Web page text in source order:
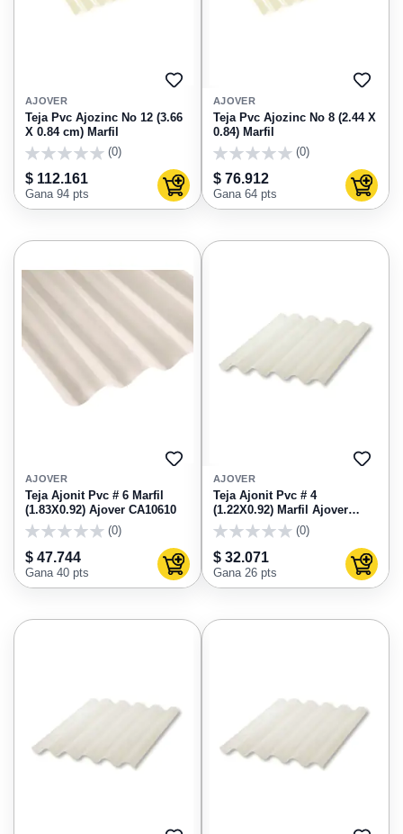
AGREGAR
FAVORITOS
AJOVER
Teja Pvc Ajozinc No 12 (3.66
X 0.84 cm) Marfil
(0)
$ 112.161
Gana 94 pts Agregar al carrito
AJOVER
Teja Pvc Ajozinc No 8 (2.44 X
0.84) Marfil
(0)
$ 76.912
Gana 64 pts
AGREGAR
FAVORITOS
AJOVER
Teja Ajonit Pvc # 6 Marfil
(1.83X0.92) Ajover CA10610
(0)
$ 47.744
Gana 40 pts Agregar al carrito
AJOVER
Teja Ajonit Pvc # 4
(1.22X0.92) Marfil Ajover
CA10410
(0)
$ 32.071
Gana 26 pts